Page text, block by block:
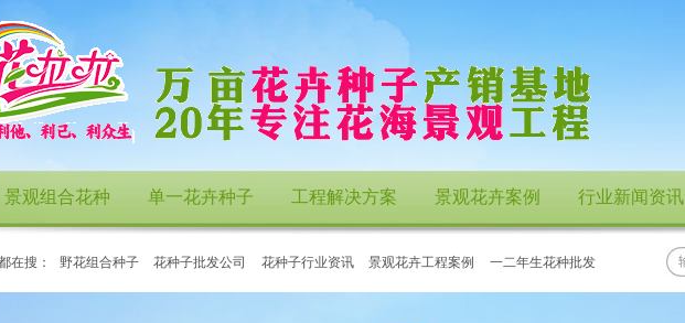
景观组合花种 单一花卉种子 工程解决方案 景观花卉案例 行业新闻资讯
在搜： 野花组合种子 花种子批发公司 花种子行业资讯 景观花卉工程案例 一二年生花种批发